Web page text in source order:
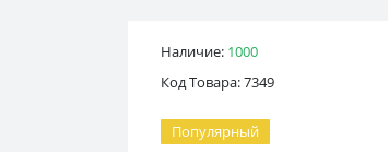
Наличие: 1000
Код Товара: 7349
Популярный